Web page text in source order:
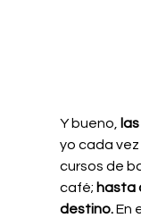
Y bueno,
yo cada vez
cursos de
café; hasta
destino. En